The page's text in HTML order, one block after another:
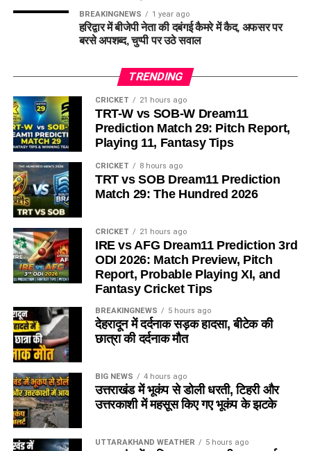
BREAKINGNEWS 1 year ago
हरिद्वार में बीजेपी नेता की दबंगई कैमरे में कैद, अफसर पर
बरसे अपशब्द, चुप्पी पर उठे सवाल
TRENDING
CRICKET 21 hours ago
TRT-W vs SOB-W Dream11
Prediction Match 29: Pitch Report,
Playing 11, Fantasy Tips
CRICKET 8 hours ago
TRT vs SOB Dream11 Prediction
Match 29: The Hundred 2026
CRICKET 21 hours ago
IRE vs AFG Dream11 Prediction 3rd
ODI 2026: Match Preview, Pitch
Report, Probable Playing XI, and
Fantasy Cricket Tips
BREAKINGNEWS 5 hours ago
देहरादून में दर्दनाक सड़क हादसा, बीटेक की
छात्रा की दर्दनाक मौत
BIG NEWS 4 hours ago
उत्तराखंड में भूकंप से डोली धरती, टिहरी और
उत्तरकाशी में महसूस किए गए भूकंप के झटके
UTTARAKHAND WEATHER 5 hours ago